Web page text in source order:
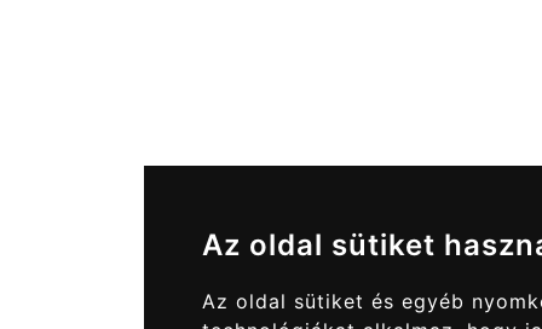
Az oldal sütiket
Az oldal sütiket és egyéb